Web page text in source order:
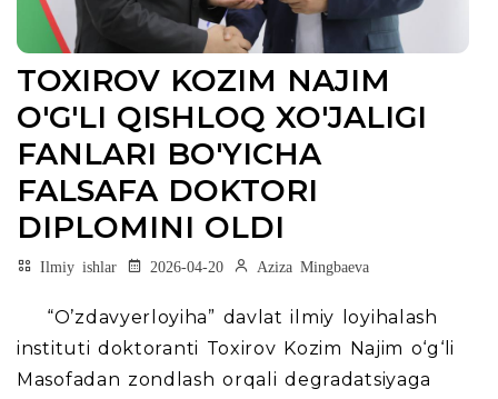
TOXIROV KOZIM NAJIM
O'G'LI QISHLOQ XO'JALIGI
FANLARI BO'YICHA
FALSAFA DOKTORI
DIPLOMINI OLDI
Ilmiy ishlar 2026-04-20 Aziza Mingbaeva
“O’zdavyerloyiha” davlat ilmiy loyihalash
instituti doktoranti Toxirov Kozim Najim o‘g‘li
Masofadan zondlash orqali degradatsiyaga